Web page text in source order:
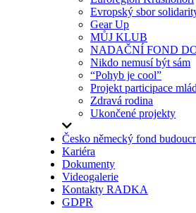
Evropský sbor
Gear Up
MŮJ KLUB
NADAČNÍ FOND
Nikdo nemusí být sám
“Pohyb je cool”
Projekt participace
Zdravá rodina
Ukončené projekty
Česko německý fond
Kariéra
Dokumenty
Videogalerie
Kontakty RADKA
GDPR